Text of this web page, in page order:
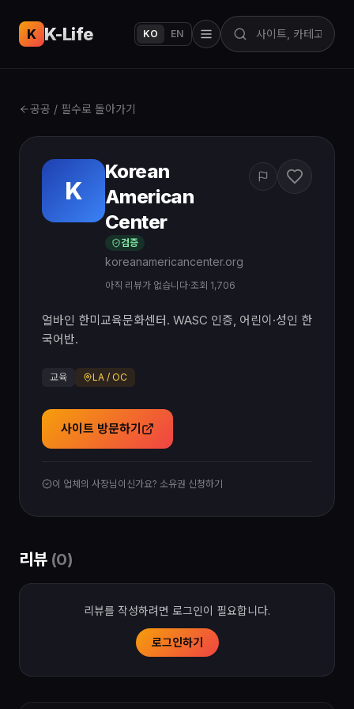
K K-Life KO EN
공공 / 필수로 돌아가기
K
Korean
American
Center
검증
koreanamericancenter.org
아직 리뷰가 없습니다·조회 1,706
얼바인 한미교육문화센터. WASC 인증, 어린이·성인 한
국어반.
교육 LA / OC
사이트 방문하기
이 업체의 사장님이신가요? 소유권 신청하기
리뷰 (0)
리뷰를 작성하려면 로그인이 필요합니다.
로그인하기